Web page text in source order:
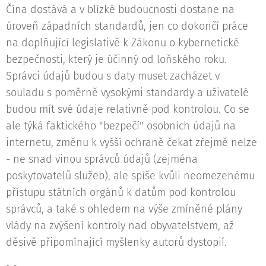
Čína dostává a v blízké budoucnosti dostane na
úroveň západních standardů, jen co dokončí práce
na doplňující legislativě k Zákonu o kybernetické
bezpečnosti, který je účinný od loňského roku.
Správci údajů budou s daty muset zacházet v
souladu s poměrně vysokými standardy a uživatelé
budou mít své údaje relativně pod kontrolou. Co se
ale týká faktického "bezpečí" osobních údajů na
internetu, změnu k vyšší ochraně čekat zřejmě nelze
- ne snad vinou správců údajů (zejména
poskytovatelů služeb), ale spíše kvůli neomezenému
přístupu státních orgánů k datům pod kontrolou
správců, a také s ohledem na výše zmíněné plány
vlády na zvýšení kontroly nad obyvatelstvem, až
děsivě připomínající myšlenky autorů dystopií.